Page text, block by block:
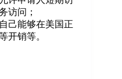
访问；
己能够在美国正
开销等。